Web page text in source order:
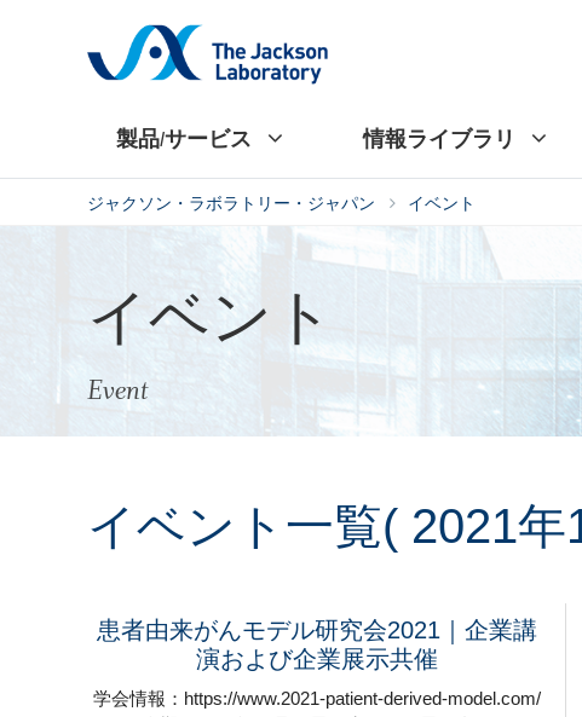
製品/サービス 情報ライブラリ
ジャクソン・ラボラトリー・ジャパン イベント
イベント
Event
イベント一覧( 2021年
患者由来がんモデル研究会2021｜企業講
演および企業展示共催
学会情報：https://www.2021-patient-derived-model.com/